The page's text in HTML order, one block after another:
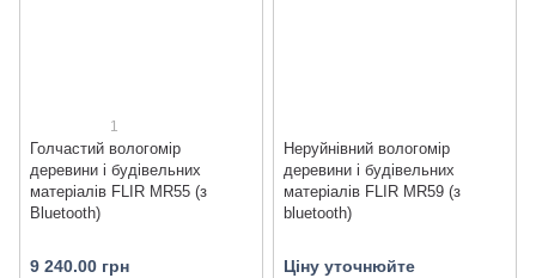
1
Голчастий вологомір
деревини і будівельних
матеріалів FLIR MR55 (з
Bluetooth)
9 240.00 грн
Неруйнівний вологомір
деревини і будівельних
матеріалів FLIR MR59 (з
bluetooth)
Ціну уточнюйте